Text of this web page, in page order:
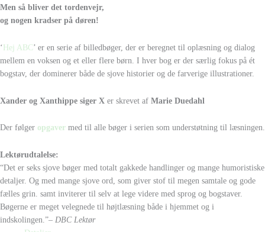
Men så bliver det tordenvejr,
og nogen kradser på døren!
‘Hej ABC’ er en serie af billedbøger, der er beregnet til oplæsning og dialog
mellem en voksen og et eller flere børn. I hver bog er der særlig fokus på ét
bogstav, der dominerer både de sjove historier og de farverige illustrationer.
Xander og Xanthippe siger X er skrevet af Marie Duedahl
Der følger opgaver med til alle bøger i serien som understøtning til læsningen.
Lektørudtalelse:
“Det er seks sjove bøger med totalt gakkede handlinger og mange humoristiske
detaljer. Og med mange sjove ord, som giver stof til megen samtale og gode
fælles grin. samt inviterer til selv at lege videre med sprog og bogstaver.
Bøgerne er meget velegnede til højtlæsning både i hjemmet og i
indskolingen.”– DBC Lektør